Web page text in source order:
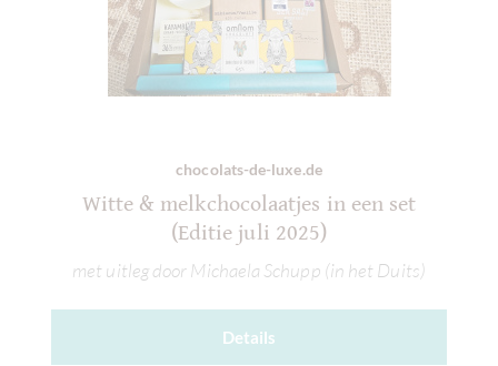
chocolats-de-luxe.de
Witte & melkchocolaatjes in een set
(Editie juli 2025)
met uitleg door Michaela Schupp (in het Duits)
Details